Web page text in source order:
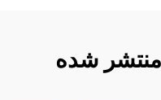
شده